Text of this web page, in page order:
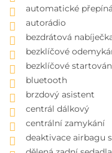
automatické
autorádio
bezdrátová
bezklíčové
bezklíčové
bluetooth
brzdový asistent
centrál dálkový
centrální zamykání
deaktivace airbagu